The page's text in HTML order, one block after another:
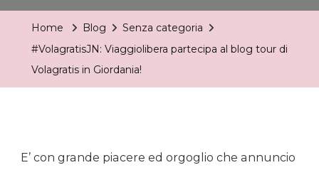
Giordania!
Home Blog
Senza categoria
#VolagratisJN: Viaggiolibera partecipa al blog tour di
Volagratis in Giordania!
E’ con grande piacere ed orgoglio che annuncio